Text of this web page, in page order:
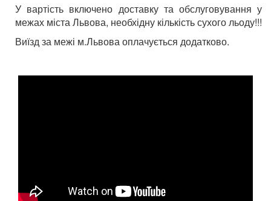
У вартість включено доставку та обслуговування у
межах міста Львова, необхідну кількість сухого льоду!!!
Виїзд за межі м.Львова оплачується додатково.